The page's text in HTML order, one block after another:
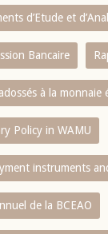
d’Etude et
Bancaire
à la monnaie
Policy in WAMU
instruments
de la BCEAO